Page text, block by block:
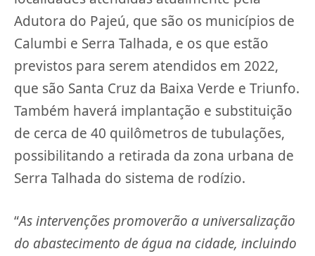
Adutora do Pajeú, que são os municípios de
Calumbi e Serra Talhada, e os que estão
previstos para serem atendidos em 2022,
que são Santa Cruz da Baixa Verde e Triunfo.
Também haverá implantação e substituição
de cerca de 40 quilômetros de tubulações,
possibilitando a retirada da zona urbana de
Serra Talhada do sistema de rodízio.
“As intervenções promoverão a universalização
do abastecimento de água na cidade, incluindo